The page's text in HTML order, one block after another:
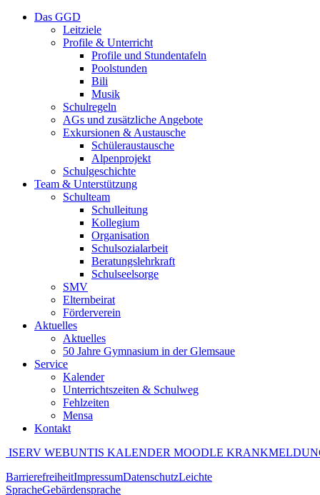
Das GGD
Leitziele
Profile & Unterricht
Profile und Stundentafeln
Poolstunden
Bili
Musik
Schulregeln
AGs und zusätzliche Angebote
Exkursionen & Austausche
Schüleraustausche
Alpenprojekt
Schulgeschichte
Team & Unterstützung
Schulteam
Schulleitung
Kollegium
Organisation
Schulsozialarbeit
Beratungslehrkraft
Schulseelsorge
SMV
Elternbeirat
Förderverein
Aktuelles
Aktuelles
50 Jahre Gymnasium in der Glemsaue
Service
Kalender
Unterrichtszeiten & Schulweg
Fehlzeiten
Mensa
Kontakt
ISERV WEBUNTIS KALENDER MOODLE
BarrierefreiheitImpressumDatenschutzLeichte
SpracheGebärdensprache